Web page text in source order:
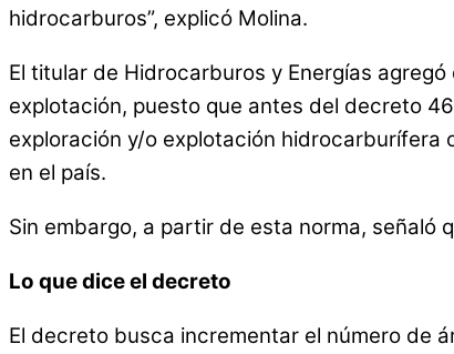
hidrocarburos”, explicó Molina.
El titular de Hidrocarburos y Energías
explotación, puesto que antes del decreto
exploración y/o explotación hidrocarburífera
en el país.
Sin embargo, a partir de esta norma,
Lo que dice el decreto
El decreto busca incrementar el número de